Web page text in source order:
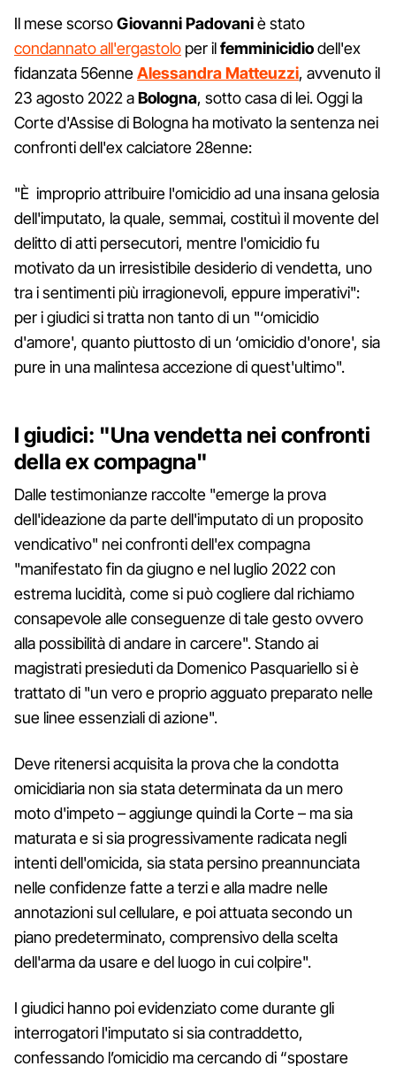
Il mese scorsoGiovanni Padovaniè stato
condannato all'ergastolo per ilfemminicidiodell'ex
fidanzata 56enneAlessandra Matteuzzi, avvenuto il
23 agosto 2022 aBologna, sotto casa di lei. Oggi la
Corte d'Assise di Bologna ha motivato la sentenza nei
confronti dell'ex calciatore 28enne:
"È improprio attribuire l'omicidio ad una insana gelosia
dell'imputato, la quale, semmai, costituì il movente del
delitto di atti persecutori, mentre l'omicidio fu
motivato da un irresistibile desiderio di vendetta, uno
tra i sentimenti più irragionevoli, eppure imperativi":
per i giudici si tratta non tanto di un "‘omicidio
d'amore', quanto piuttosto di un ‘omicidio d'onore', sia
pure in una malintesa accezione di quest'ultimo".
I giudici: "Una vendetta nei confronti
della ex compagna"
Dalle testimonianze raccolte "emerge la prova
dell'ideazione da parte dell'imputato di un proposito
vendicativo" nei confronti dell'ex compagna
"manifestato fin da giugno e nel luglio 2022 con
estrema lucidità, come si può cogliere dal richiamo
consapevole alle conseguenze di tale gesto ovvero
alla possibilità di andare in carcere". Stando ai
magistrati presieduti da Domenico Pasquariello si è
trattato di "un vero e proprio agguato preparato nelle
sue linee essenziali di azione".
Deve ritenersi acquisita la prova che la condotta
omicidiaria non sia stata determinata da un mero
moto d'impeto – aggiunge quindi la Corte – ma sia
maturata e si sia progressivamente radicata negli
intenti dell'omicida, sia stata persino preannunciata
nelle confidenze fatte a terzi e alla madre nelle
annotazioni sul cellulare, e poi attuata secondo un
piano predeterminato, comprensivo della scelta
dell'arma da usare e del luogo in cui colpire".
I giudici hanno poi evidenziato come durante gli
interrogatori l'imputato si sia contraddetto,
confessando l’omicidio ma cercando di “spostare